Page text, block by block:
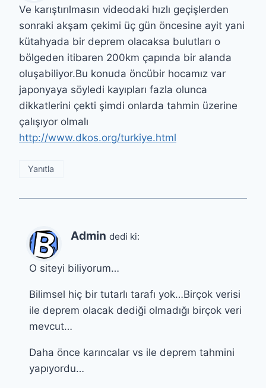
Ve karıştırılmasın videodaki hızlı geçişlerden
sonraki akşam çekimi üç gün öncesine ayit yani
kütahyada bir deprem olacaksa bulutları o
bölgeden itibaren 200km çapında bir alanda
oluşabiliyor.Bu konuda öncübir hocamız var
japonyaya söyledi kayıpları fazla olunca
dikkatlerini çekti şimdi onlarda tahmin üzerine
çalışıyor olmalı
http://www.dkos.org/turkiye.html
Yanıtla
Admin dedi ki:
O siteyi biliyorum…
Bilimsel hiç bir tutarlı tarafı yok…Birçok verisi
ile deprem olacak dediği olmadığı birçok veri
mevcut…
Daha önce karıncalar vs ile deprem tahmini
yapıyordu…